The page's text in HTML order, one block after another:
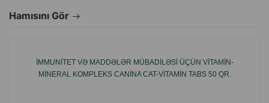
Hamısını Gör
İMMUNITET VƏ MADDƏLƏR MÜBADILƏSI ÜÇÜN VITAMIN-
MINERAL KOMPLEKS CANINA CAT-VITAMIN TABS 50 QR.